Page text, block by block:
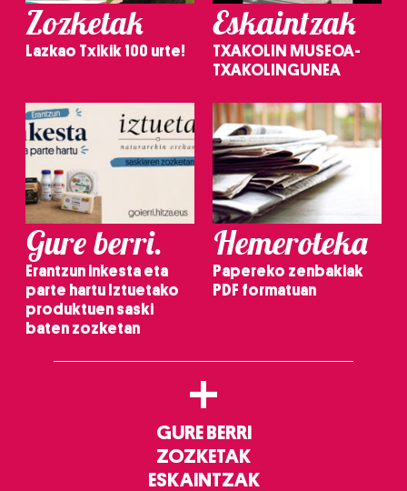
Zozketak
Lazkao Txikik 100 urte!
Eskaintzak
TXAKOLIN MUSEOA-
TXAKOLINGUNEA
Gure berri.
Erantzun inkesta eta
parte hartu Iztuetako
produktuen saski
baten zozketan
Hemeroteka
Papereko zenbakiak
PDF formatuan
+
GURE BERRI
ZOZKETAK
ESKAINTZAK